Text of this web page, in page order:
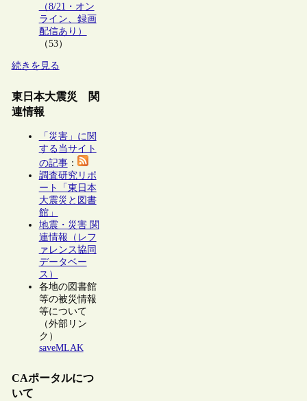
（8/21・オン
ライン、録画
配信あり）
（53）
続きを見る
東日本大震災 関
連情報
「災害」に関
する当サイト
の記事：
調査研究リポ
ート「東日本
大震災と図書
館」
地震・災害 関
連情報（レフ
ァレンス協同
データベー
ス）
各地の図書館
等の被災情報
等について
（外部リン
ク）
saveMLAK
CAポータルにつ
いて